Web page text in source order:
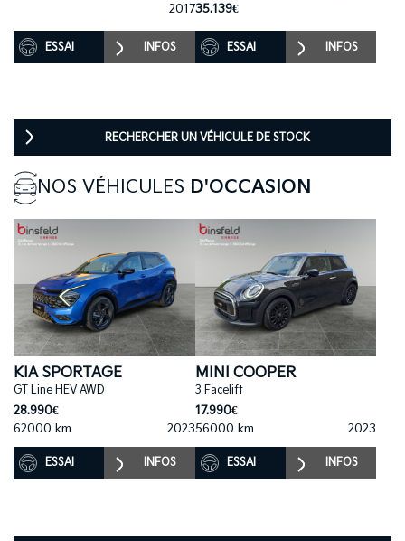
2017
ESSAI INFOS
35.139€
ESSAI INFOS
RECHERCHER UN VÉHICULE DE STOCK
NOS VÉHICULES D'OCCASION
KIA SPORTAGE
GT Line HEV AWD
28.990€
62000 km
2023
ESSAI INFOS
MINI COOPER
3 Facelift
17.990€
56000 km
2023
ESSAI INFOS